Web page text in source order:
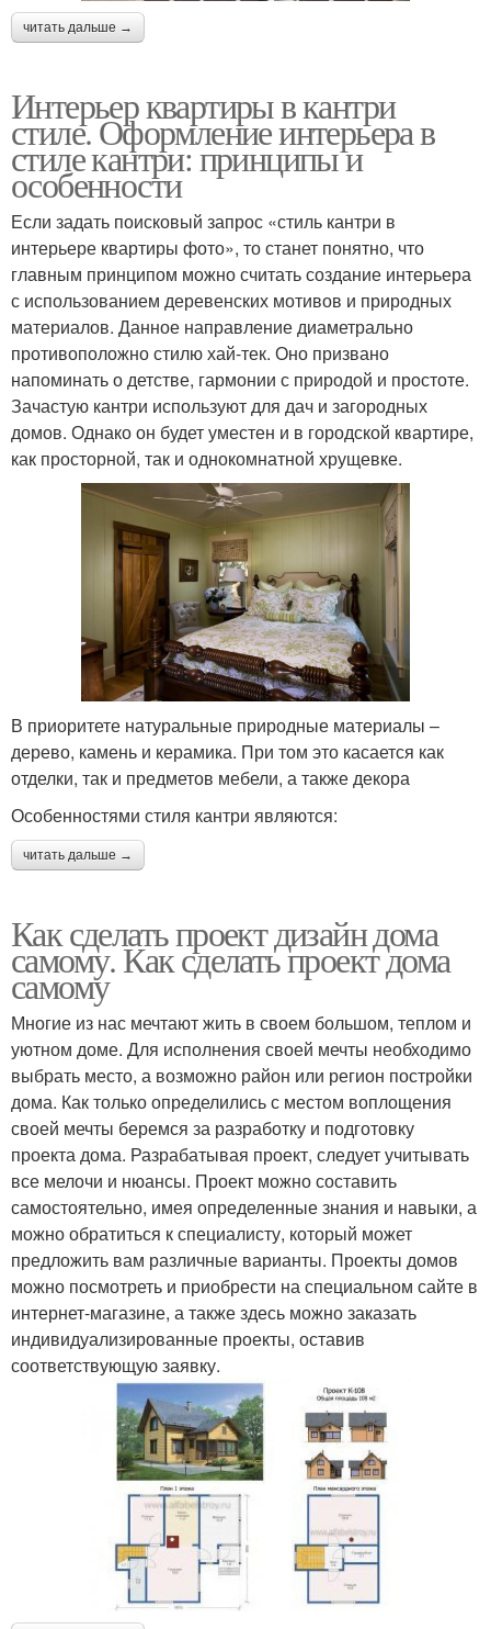
читать дальше →
Интерьер квартиры в кантри
стиле. Оформление интерьера в
стиле кантри: принципы и
особенности
Если задать поисковый запрос «стиль кантри в
интерьере квартиры фото», то станет понятно, что
главным принципом можно считать создание интерьера
с использованием деревенских мотивов и природных
материалов. Данное направление диаметрально
противоположно стилю хай-тек. Оно призвано
напоминать о детстве, гармонии с природой и простоте.
Зачастую кантри используют для дач и загородных
домов. Однако он будет уместен и в городской квартире,
как просторной, так и однокомнатной хрущевке.
В приоритете натуральные природные материалы –
дерево, камень и керамика. При том это касается как
отделки, так и предметов мебели, а также декора
Особенностями стиля кантри являются:
читать дальше →
Как сделать проект дизайн дома
самому. Как сделать проект дома
самому
Многие из нас мечтают жить в своем большом, теплом и
уютном доме. Для исполнения своей мечты необходимо
выбрать место, а возможно район или регион постройки
дома. Как только определились с местом воплощения
своей мечты беремся за разработку и подготовку
проекта дома. Разрабатывая проект, следует учитывать
все мелочи и нюансы. Проект можно составить
самостоятельно, имея определенные знания и навыки, а
можно обратиться к специалисту, который может
предложить вам различные варианты. Проекты домов
можно посмотреть и приобрести на специальном сайте в
интернет-магазине, а также здесь можно заказать
индивидуализированные проекты, оставив
соответствующую заявку.